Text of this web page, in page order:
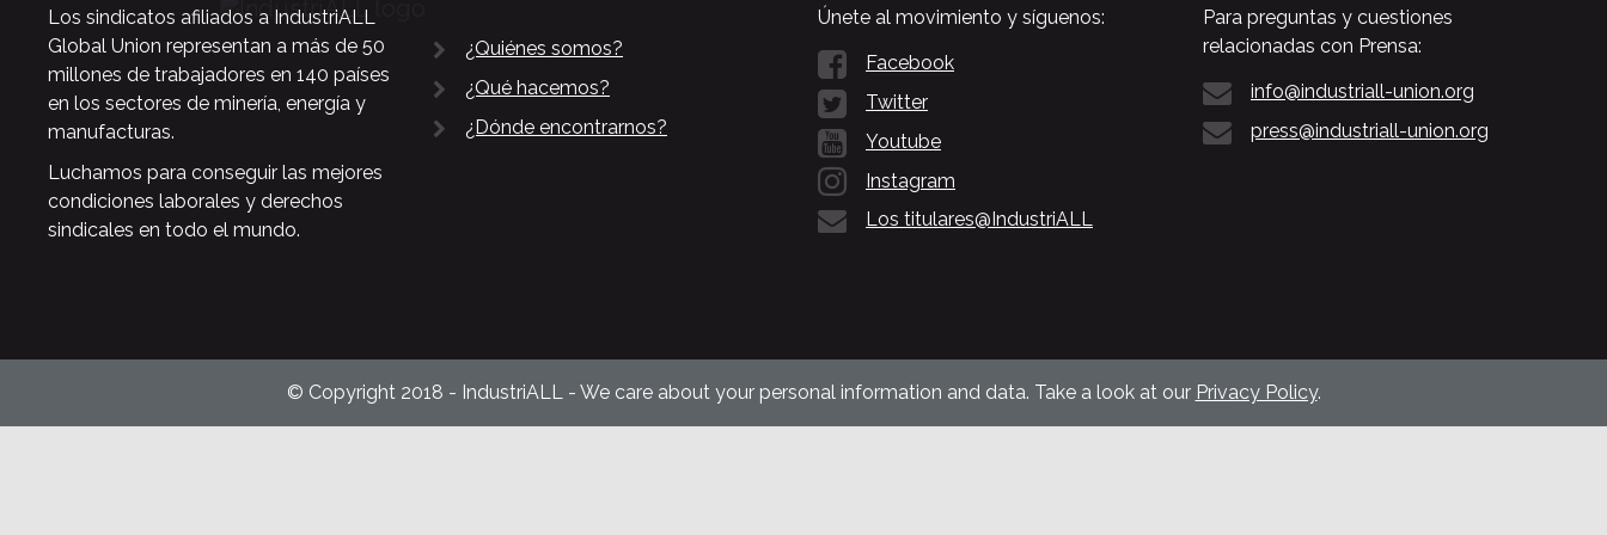
Los sindicatos afiliados a IndustriALL
Global Union representan a más de 50
millones de trabajadores en 140 países
en los sectores de minería, energía y
manufacturas.
Luchamos para conseguir las mejores
condiciones laborales y derechos
sindicales en todo el mundo.
¿Quiénes somos?
¿Qué hacemos?
¿Dónde encontrarnos?
Únete al movimiento y síguenos:
Facebook
Twitter
Youtube
Instagram
Los titulares@IndustriALL
Para preguntas y cuestiones
relacionadas con Prensa:
info@industriall-union.org
press@industriall-union.org
© Copyright 2018 - IndustriALL - We care about your personal information and data. Take a look at our Privacy Policy.